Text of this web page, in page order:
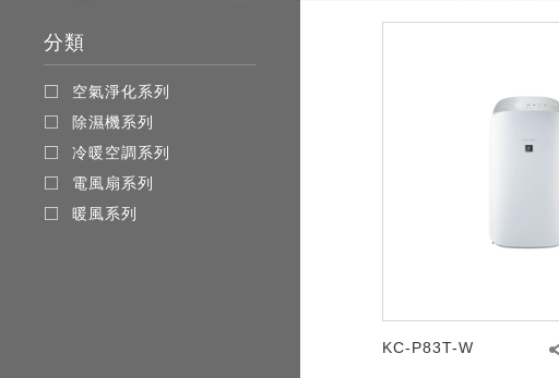
分類
空氣淨化系列
除濕機系列
冷暖空調系列
電風扇系列
暖風系列
KC-P83T-W